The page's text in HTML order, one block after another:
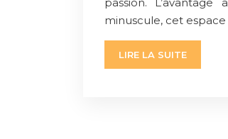
minuscule, cet
LIRE LA SUITE